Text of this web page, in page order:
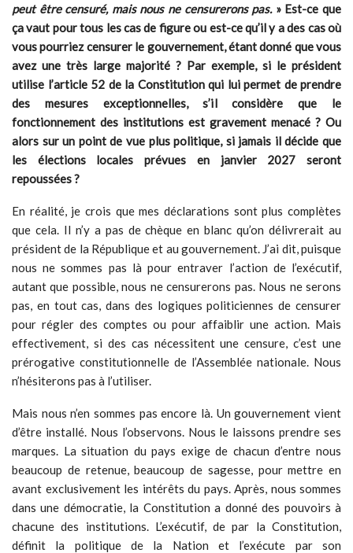
peut être censuré, mais nous ne censurerons pas.» Est-ce que
ça vaut pour tous les cas de figure ou est-ce qu’il y a des cas où
vous pourriez censurer le gouvernement, étant donné que vous
avez une très large majorité ? Par exemple, si le président
utilise l’article 52 de la Constitution qui lui permet de prendre
des mesures exceptionnelles, s’il considère que le
fonctionnement des institutions est gravement menacé ? Ou
alors sur un point de vue plus politique, si jamais il décide que
les élections locales prévues en janvier 2027 seront
repoussées ?
En réalité, je crois que mes déclarations sont plus complètes
que cela. Il n’y a pas de chèque en blanc qu’on délivrerait au
président de la République et au gouvernement. J’ai dit, puisque
nous ne sommes pas là pour entraver l’action de l’exécutif,
autant que possible, nous ne censurerons pas. Nous ne serons
pas, en tout cas, dans des logiques politiciennes de censurer
pour régler des comptes ou pour affaiblir une action. Mais
effectivement, si des cas nécessitent une censure, c’est une
prérogative constitutionnelle de l’Assemblée nationale. Nous
n’hésiterons pas à l’utiliser.
Mais nous n’en sommes pas encore là. Un gouvernement vient
d’être installé. Nous l’observons. Nous le laissons prendre ses
marques. La situation du pays exige de chacun d’entre nous
beaucoup de retenue, beaucoup de sagesse, pour mettre en
avant exclusivement les intérêts du pays. Après, nous sommes
dans une démocratie, la Constitution a donné des pouvoirs à
chacune des institutions. L’exécutif, de par la Constitution,
définit la politique de la Nation et l’exécute par son